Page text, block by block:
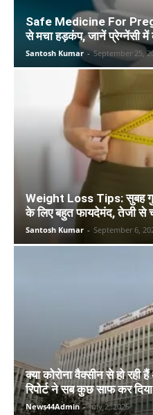
Safe Medicine For
से मचा हड़कंप, जानें प्रेग्नेंसी में
Santosh Kumar - September 25,
Weight Loss Tips: सुबह
के लिए बहुत फायदेमंद, तेजी से
Santosh Kumar - September 6,
क्या कोरोना वैक्सीन से हो
रिपोर्ट ने सब कुछ साफ कर दिया
News44Admin - July 2, 2025